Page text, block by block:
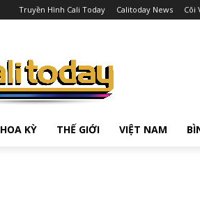
Truyền Hình Cali Today Calitoday News Cõi
HOA KỲ THẾ GIỚI VIỆT NAM